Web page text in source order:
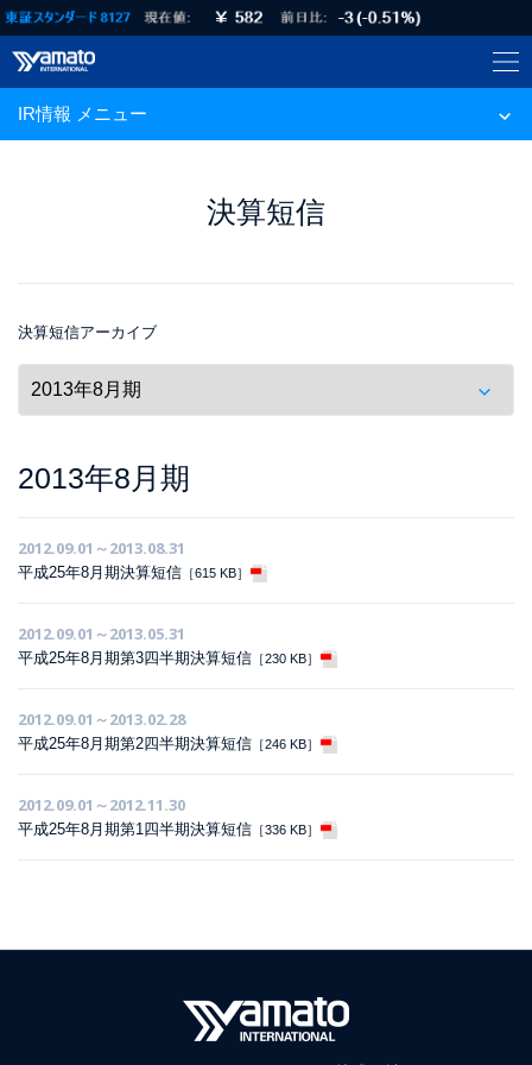
IR情報 メニュー
決算短信
決算短信アーカイブ
2013年8月期
2012.09.01～2013.08.31
平成25年8月期決算短信 ［615 KB］
2012.09.01～2013.05.31
平成25年8月期第3四半期決算短信 ［230 KB］
2012.09.01～2013.02.28
平成25年8月期第2四半期決算短信 ［246 KB］
2012.09.01～2012.11.30
平成25年8月期第1四半期決算短信 ［336 KB］